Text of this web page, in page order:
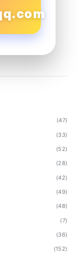
(47)
(33)
(52)
(28)
(42)
(49)
(48)
(7)
(36)
(152)